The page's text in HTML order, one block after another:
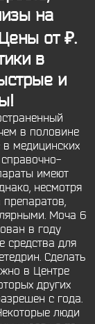
на
от ₽.
в
и
в половине
медицинских
имеют
несмотря
Моча 6
в году
средства для
Сделать
в Центре
других
с года.
люди